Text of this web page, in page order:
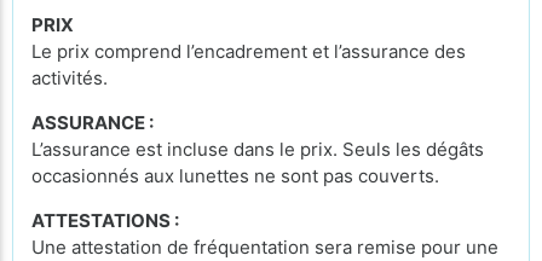
PRIX
Le prix comprend l’encadrement et l’assurance des
activités.
ASSURANCE :
L’assurance est incluse dans le prix. Seuls les dégâts
occasionnés aux lunettes ne sont pas couverts.
ATTESTATIONS :
Une attestation de fréquentation sera remise pour une